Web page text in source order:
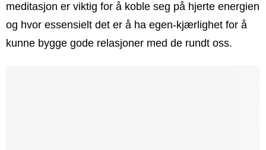
meditasjon er viktig for å koble seg på hjerte energien
og hvor essensielt det er å ha egen-kjærlighet for å
kunne bygge gode relasjoner med de rundt oss.